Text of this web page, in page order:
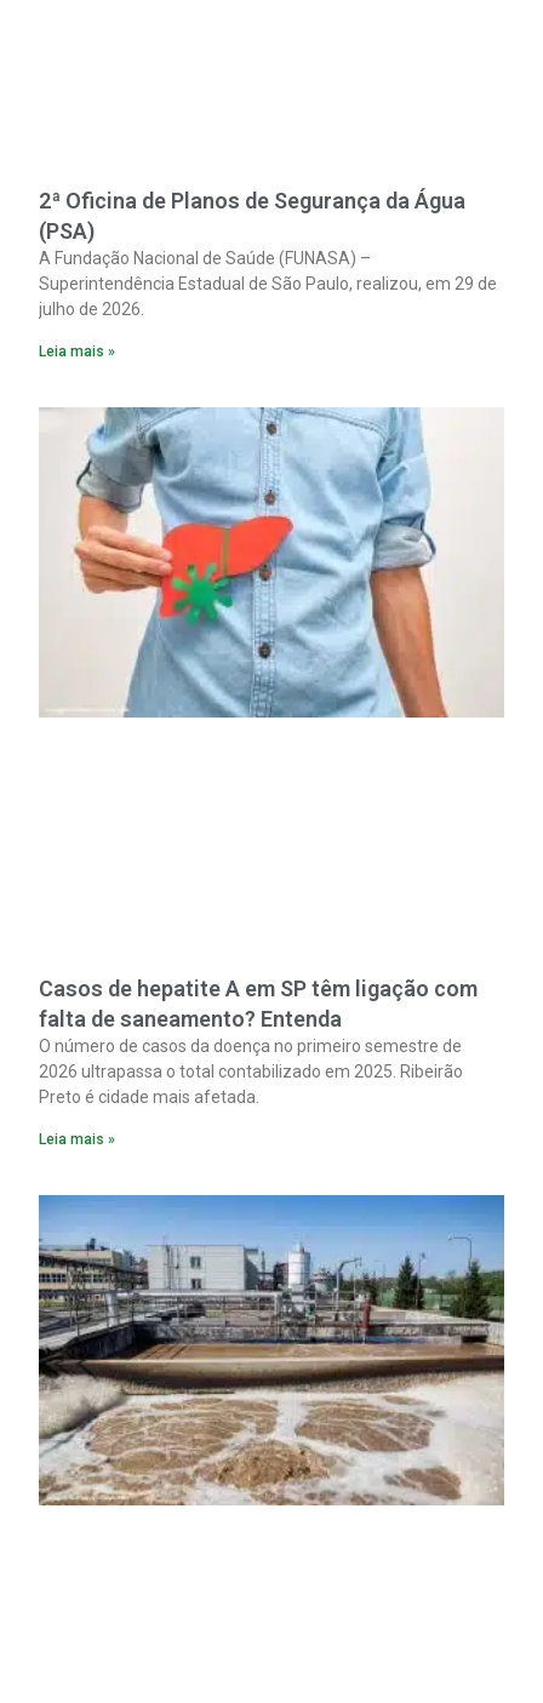
2ª Oficina de Planos de Segurança da Água
(PSA)
A Fundação Nacional de Saúde (FUNASA) –
Superintendência Estadual de São Paulo, realizou, em 29 de
julho de 2026.
Leia mais »
Casos de hepatite A em SP têm ligação com
falta de saneamento? Entenda
O número de casos da doença no primeiro semestre de
2026 ultrapassa o total contabilizado em 2025. Ribeirão
Preto é cidade mais afetada.
Leia mais »